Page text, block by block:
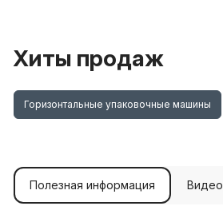
Хиты продаж
Горизонтальные упаковочные машины
Полезная информация Видео